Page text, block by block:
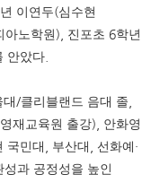
이연두(심수현
아노학원), 진포초 6학년
안았다
대/클리블랜드 음대 졸
재교육원 출강), 안화영
국민대 부산대 선화예·
성과 공정성을 높인